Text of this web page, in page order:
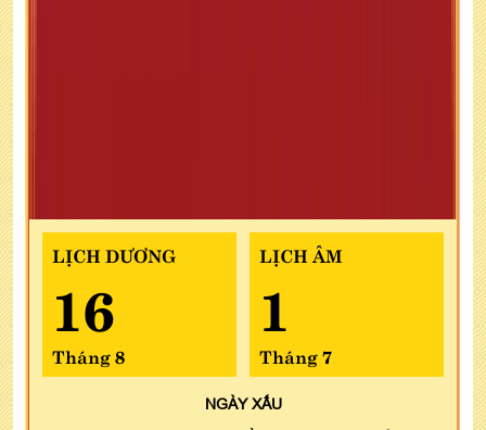
LỊCH DƯƠNG
16
Tháng 8
LỊCH ÂM
1
Tháng 7
NGÀYXẤU